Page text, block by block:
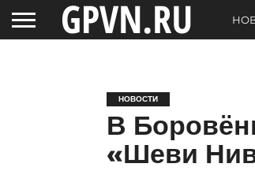
НОВОСТИ
В
«Шеви